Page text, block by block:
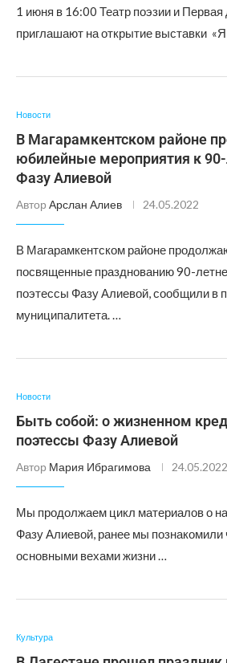
1 июня в 16:00 Театр поэзии и Первая
приглашают на открытие выставки
Новости
В Магарамкентском районе
юбилейные мероприятия к
Фазу Алиевой
Автор Арслан Алиев 24.05.2022
В Магарамкентском районе
посвященные празднованию 90-
поэтессы Фазу Алиевой, сообщили в
муниципалитета. …
Новости
Быть собой: о жизненном
поэтессы Фазу Алиевой
Автор Мария Ибрагимова 24.05.2022
Мы продолжаем цикл материалов о
Фазу Алиевой, ранее мы познакомили
основными вехами жизни …
Культура